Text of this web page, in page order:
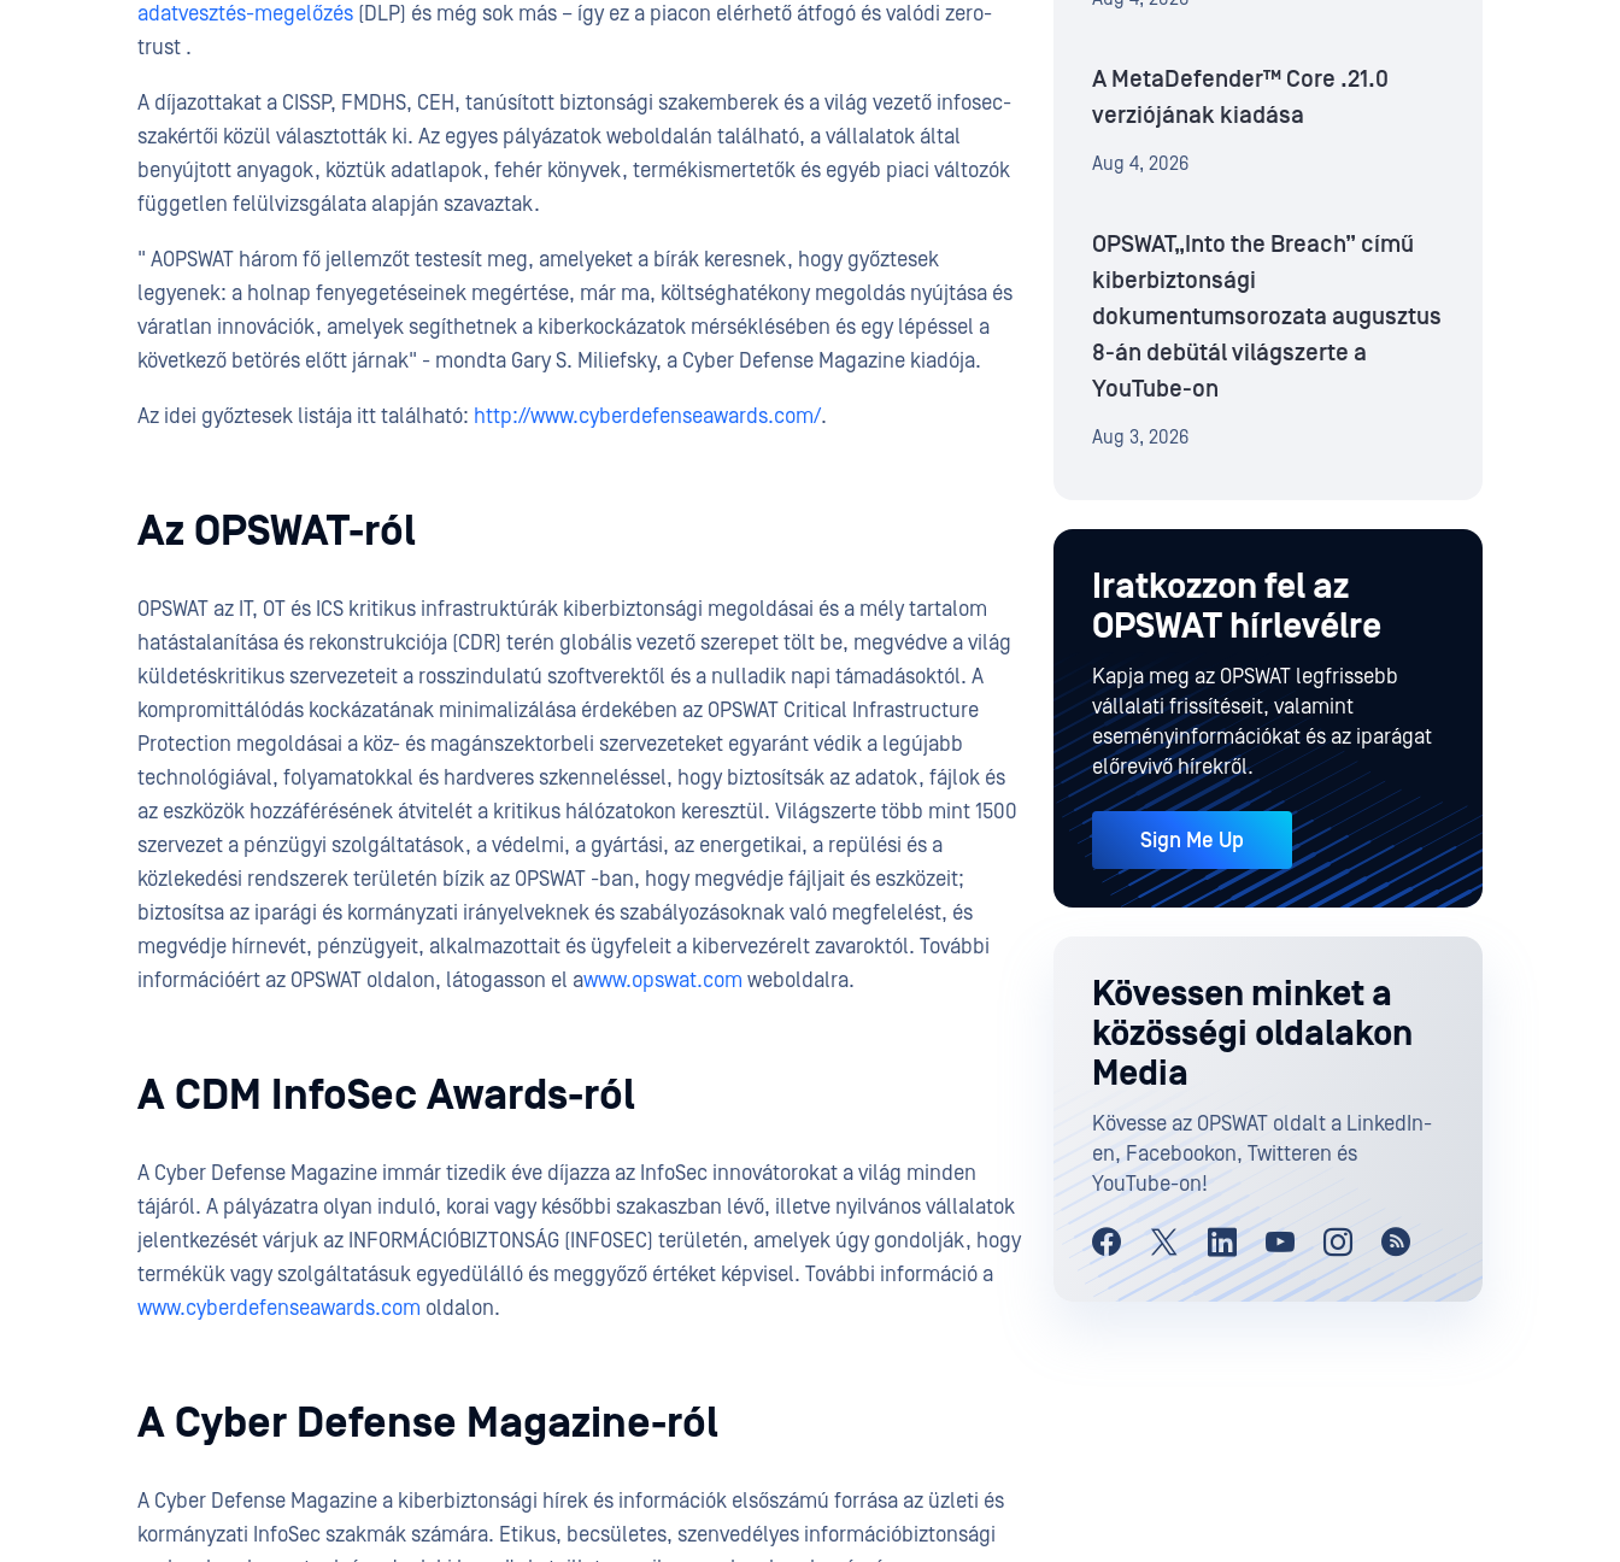
adatvesztés-megelőzés (DLP) és még sok más – így ez a piacon elérhető átfogó és valódi zero-
trust .
A díjazottakat a CISSP, FMDHS, CEH, tanúsított biztonsági szakemberek és a világ vezető infosec-
szakértői közül választották ki. Az egyes pályázatok weboldalán található, a vállalatok által
benyújtott anyagok, köztük adatlapok, fehér könyvek, termékismertetők és egyéb piaci változók
független felülvizsgálata alapján szavaztak.
" AOPSWAT három fő jellemzőt testesít meg, amelyeket a bírák keresnek, hogy győztesek
legyenek: a holnap fenyegetéseinek megértése, már ma, költséghatékony megoldás nyújtása és
váratlan innovációk, amelyek segíthetnek a kiberkockázatok mérséklésében és egy lépéssel a
következő betörés előtt járnak" - mondta Gary S. Miliefsky, a Cyber Defense Magazine kiadója.
Az idei győztesek listája itt található: http://www.cyberdefenseawards.com/.
Az OPSWAT-ról
OPSWAT az IT, OT és ICS kritikus infrastruktúrák kiberbiztonsági megoldásai és a mély tartalom
hatástalanítása és rekonstrukciója (CDR) terén globális vezető szerepet tölt be, megvédve a világ
küldetéskritikus szervezeteit a rosszindulatú szoftverektől és a nulladik napi támadásoktól. A
kompromittálódás kockázatának minimalizálása érdekében az OPSWAT Critical Infrastructure
Protection megoldásai a köz- és magánszektorbeli szervezeteket egyaránt védik a legújabb
technológiával, folyamatokkal és hardveres szkenneléssel, hogy biztosítsák az adatok, fájlok és
az eszközök hozzáférésének átvitelét a kritikus hálózatokon keresztül. Világszerte több mint 1500
szervezet a pénzügyi szolgáltatások, a védelmi, a gyártási, az energetikai, a repülési és a
közlekedési rendszerek területén bízik az OPSWAT -ban, hogy megvédje fájljait és eszközeit;
biztosítsa az iparági és kormányzati irányelveknek és szabályozásoknak való megfelelést, és
megvédje hírnevét, pénzügyeit, alkalmazottait és ügyfeleit a kibervezérelt zavaroktól. További
információért az OPSWAT oldalon, látogasson el awww.opswat.com weboldalra.
A CDM InfoSec Awards-ról
A Cyber Defense Magazine immár tizedik éve díjazza az InfoSec innovátorokat a világ minden
tájáról. A pályázatra olyan induló, korai vagy későbbi szakaszban lévő, illetve nyilvános vállalatok
jelentkezését várjuk az INFORMÁCIÓBIZTONSÁG (INFOSEC) területén, amelyek úgy gondolják, hogy
termékük vagy szolgáltatásuk egyedülálló és meggyőző értéket képvisel. További információ a
www.cyberdefenseawards.com oldalon.
A Cyber Defense Magazine-ról
A Cyber Defense Magazine a kiberbiztonsági hírek és információk elsőszámú forrása az üzleti és
kormányzati InfoSec szakmák számára. Etikus, becsületes, szenvedélyes információbiztonsági
A MetaDefender™ Core .21.0
verziójának kiadása
Aug 4, 2026
OPSWAT„Into the Breach” című
kiberbiztonsági
dokumentumsorozata augusztus
8-án debütál világszerte a
YouTube-on
Aug 3, 2026
Iratkozzon fel az
OPSWAT hírlevélre
Kapja meg az OPSWAT legfrissebb
vállalati frissítéseit, valamint
eseményinformációkat és az iparágat
előrevivő hírekről.
Sign Me Up
Kövessen minket a
közösségi oldalakon
Media
Kövesse az OPSWAT oldalt a LinkedIn-
en, Facebookon, Twitteren és
YouTube-on!